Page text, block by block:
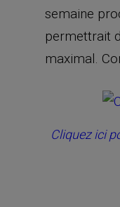
semaine
permettrait
maximal.
Cliquez ici